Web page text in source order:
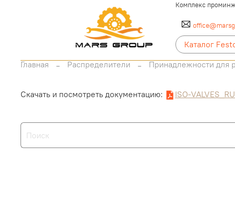
Комплекс
Каталог
Главная
Распределители Принадлежности для
Скачать и посмотреть документацию: ISO-